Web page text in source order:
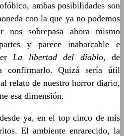
ambas posibilidades son
con la que ya no podemos
nos sobrepasa ahora mismo
y parece inabarcable e
La libertad del diablo, de
confirmarlo. Quizá sería útil
relato de nuestro horror diario,
esa dimensión.
ya, en el top cinco de mis
El ambiente enrarecido, la